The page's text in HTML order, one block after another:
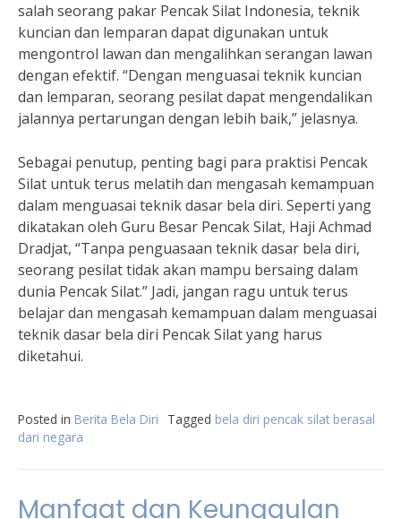
salah seorang pakar Pencak Silat Indonesia, teknik
kuncian dan lemparan dapat digunakan untuk
mengontrol lawan dan mengalihkan serangan lawan
dengan efektif. “Dengan menguasai teknik kuncian
dan lemparan, seorang pesilat dapat mengendalikan
jalannya pertarungan dengan lebih baik,” jelasnya.
Sebagai penutup, penting bagi para praktisi Pencak
Silat untuk terus melatih dan mengasah kemampuan
dalam menguasai teknik dasar bela diri. Seperti yang
dikatakan oleh Guru Besar Pencak Silat, Haji Achmad
Dradjat, “Tanpa penguasaan teknik dasar bela diri,
seorang pesilat tidak akan mampu bersaing dalam
dunia Pencak Silat.” Jadi, jangan ragu untuk terus
belajar dan mengasah kemampuan dalam menguasai
teknik dasar bela diri Pencak Silat yang harus
diketahui.
Posted in Berita Bela Diri Tagged bela diri pencak silat berasal
dari negara
Manfaat dan Keunggulan